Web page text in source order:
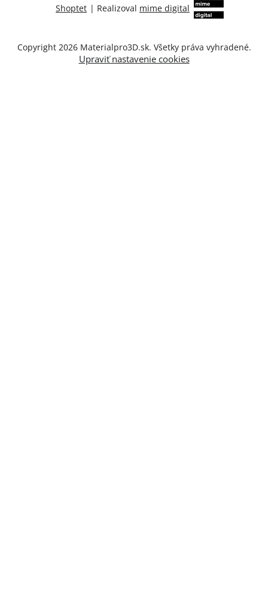
Shoptet | Realizoval mime digital
Copyright 2026 Materialpro3D.sk. Všetky práva vyhradené.
Upraviť nastavenie cookies